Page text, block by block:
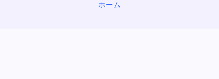
ホーム